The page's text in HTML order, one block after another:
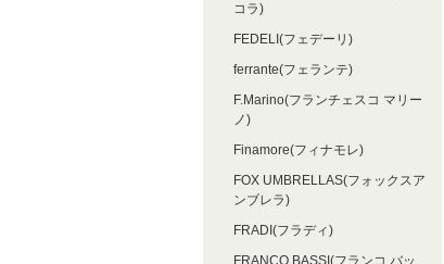
コラ)
FEDELI(フェデーリ)
ferrante(フェランテ)
F.Marino(フランチェスコ マリー
ノ)
Finamore(フィナモレ)
FOX UMBRELLAS(フォックスア
ンブレラ)
FRADI(フラディ)
FRANCO BASSI(フランコ バッ